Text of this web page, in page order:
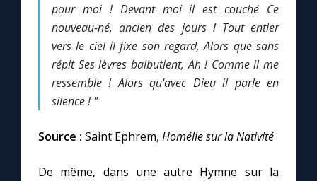
Marie qui défait les nœuds
Me consacrer à Jésus par Marie
Mes intentions de prière
pour moi ! Devant moi il est couché Ce
nouveau-né, ancien des jours ! Tout entier
vers le ciel il fixe son regard, Alors que sans
répit Ses lèvres balbutient, Ah ! Comme il me
ressemble ! Alors qu'avec Dieu il parle en
silence ! "
Source : Saint Ephrem, Homélie sur la Nativité
De même, dans une autre Hymne sur la